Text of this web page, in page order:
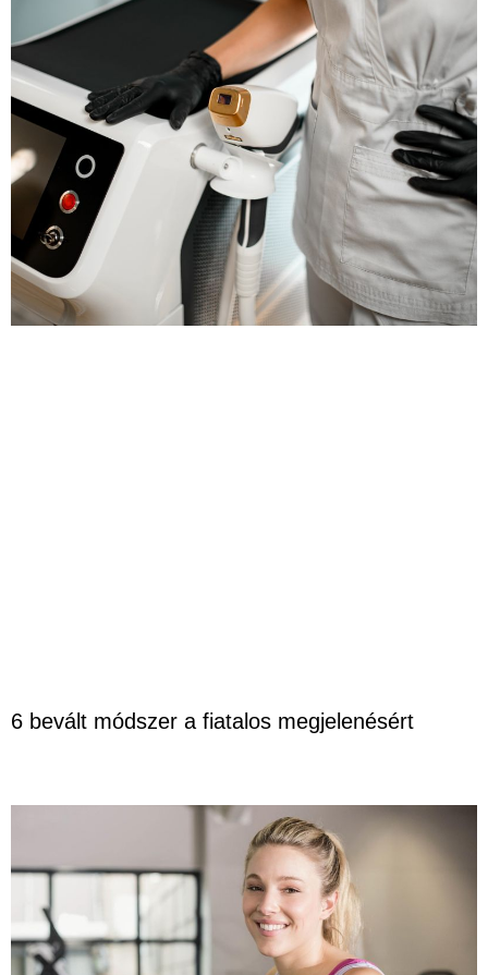
6 bevált módszer a fiatalos megjelenésért